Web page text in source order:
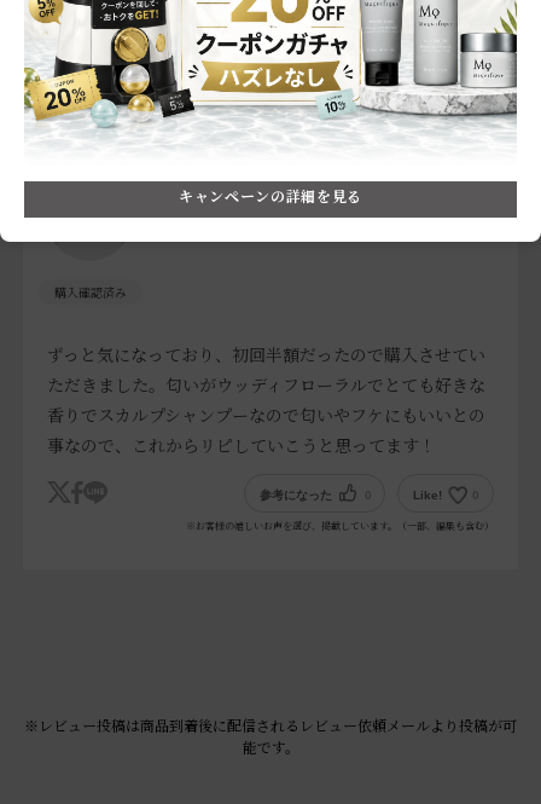
匂いがとにかく良すぎる！
色：300mL + 300mL
商品のリピート意向:ぜひリピートしたい
使った満足度:★★★★★
何で商品を知りましたか
年齢層:25～34歳 肌質:敏感肌
ずっと気になっており、初回半額だったので購入させてい
ただきました。匂いがウッディフローラルでとても好きな
香りでスカルプシャンプーなので匂いやフケにもいいとの
事なので、これからリピしていこうと思ってます！
参考になった 0 Like! 0
※お客様の嬉しいお声を選び、掲載しています。（一部、編集も含む）
※レビュー投稿は商品到着後に配信されるレビュー依頼メールより投稿が可
能です。
キャンペーンの詳細を見る